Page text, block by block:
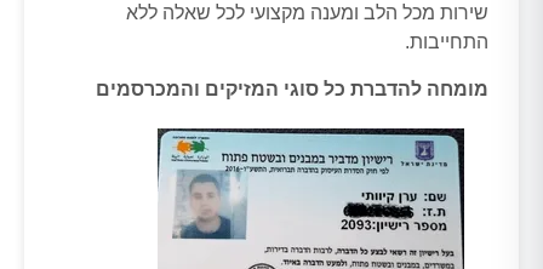
שירות מכל הלב ומענה מקצועי לכל שאלה ללא
התחייבות.
מומחה להדברת כל סוגי המזיקים והמכרסמים